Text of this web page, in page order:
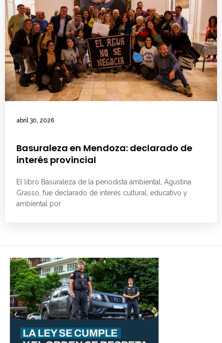
abril 30, 2026
Basuraleza en Mendoza: declarado de
interés provincial
El libro Basuraleza de la periodista ambiental, Agustina
Grasso, fue declarado de interés cultural, educativo y
ambiental por